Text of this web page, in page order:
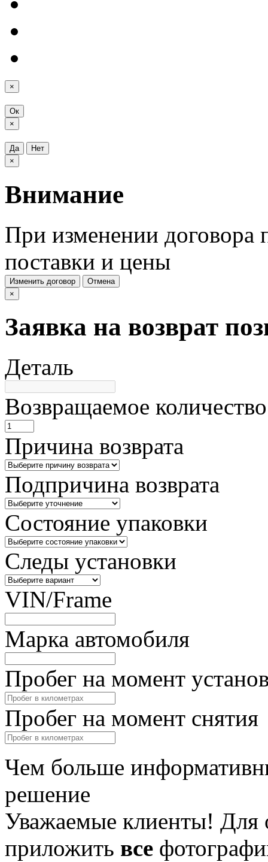
×
Ок
×
Да
Нет
×
Внимание
При изменении договора
поставки и цены
Изменить договор
Отмена
×
Заявка на возврат
Деталь
Возвращаемое количество
Причина возврата
Подпричина возврата
Состояние упаковки
Следы установки
VIN/Frame
Марка автомобиля
Пробег на момент
Пробег на момент снятия
Чем больше
решение
Уважаемые клиенты! Для
приложить все